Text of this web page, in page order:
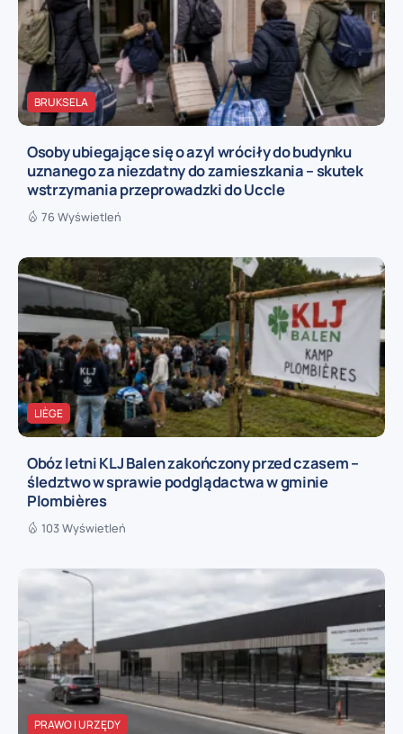
BRUKSELA
Osoby ubiegające się o azyl wróciły do budynku
uznanego za niezdatny do zamieszkania – skutek
wstrzymania przeprowadzki do Uccle
76 Wyświetleń
LIÈGE
Obóz letni KLJ Balen zakończony przed czasem –
śledztwo w sprawie podglądactwa w gminie
Plombières
103 Wyświetleń
PRAWO I URZĘDY